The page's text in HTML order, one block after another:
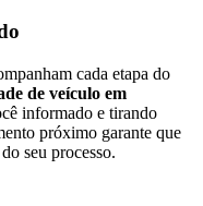
cada etapa do
de veículo em
informado e tirando
próximo garante que
seu processo.